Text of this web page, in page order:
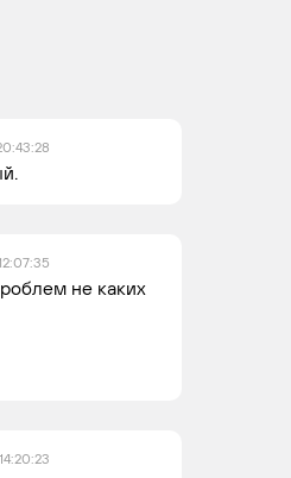
3
не каких